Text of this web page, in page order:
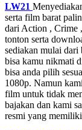
LW21
serta film barat
dari Action , Crime
tonton serta
sediakan mulai
bisa kamu nikmati
bisa anda pilih
1080p. Namun
film untuk tidak
bajakan dan kami
resmi yang